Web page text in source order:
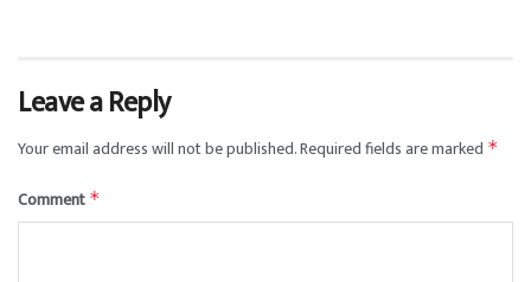
Leave a Reply
Your email address will not be published.Required fields are marked *
Comment *